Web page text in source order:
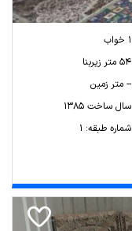
1 خواب
54 متر زیربنا
-- متر زمین
سال ساخت 1385
شماره طبقه: 1